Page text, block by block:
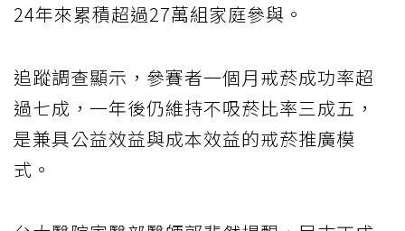
24年來累積超過27萬組家庭參與。
追蹤調查顯示，參賽者一個月戒菸成功率超
過七成，一年後仍維持不吸菸比率三成五，
是兼具公益效益與成本效益的戒菸推廣模
式。